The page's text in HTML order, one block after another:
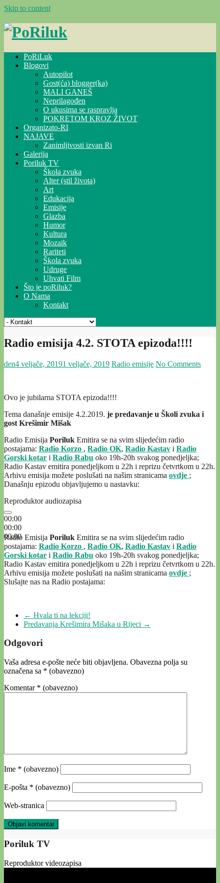
Skip to content
PoRiLuk
Blogovi
Autopilot
Gost(ća) blogger(ka)
MALI GANEŠ
Neprilagođen
O ukusima se raspravlja
POKRETOM KROZ ŽIVOT
Organizato-RI
NAJAVE
Zanimljivosti izvan Ri
Galerija
Poriluk TV
Škola zvuka
Alter (stil života)
Art
Edukacija
Emisije
Glazba
Humor
Kultura
Mozaik
Rariteti
Škola zvuka
Udruge
Uhvati Film
Što je poRiluk?
O Nama
Kontakt
Radio emisija 4.2. STOTA epizoda!!!!
den4 veljače, 20191 veljače, 2019 Radio emisije No Comments
Ovo je jubilarna STOTA epizoda!!!!
Tema današnje emisije 4.2.2019. je predavanje u Školi zvuka i
gost Krešimir Mišak
Radio Emisija Poriluk Emitira se na svim slijedećim radio
postajama: Radio Korzo , Radio OK, Radio Kastav i Radio
Gorski kotar i Radio Rabu oko 19h-20h svakog ponedjeljka;
Radio Kastav emitira ponedjeljkom u 22h i reprizu četvrtkom u 22h.
Arhivu emisija možete poslušati na našim stranicama ovdje ;
Današnju epizodu objavljujemo u nastavku:
Reproduktor audiozapisa
00:00
00:00
00:00
Radio Emisija Poriluk Emitira se na svim slijedećim radio
postajama: Radio Korzo , Radio OK, Radio Kastav i Radio
Gorski kotar i Radio Rabu oko 19h-20h svakog ponedjeljka;
Radio Kastav emitira ponedjeljkom u 22h i reprizu četvrtkom u 22h.
Arhivu emisija možete poslušati na našim stranicama ovdje ;
Slušajte nas na Radio postajama:
← Hvala ti na lekciji!
Predavanja Krešimira Mišaka u Rijeci →
Odgovori
Vaša adresa e-pošte neće biti objavljena. Obavezna polja su
označena sa * (obavezno)
Komentar * (obavezno)
Ime * (obavezno)
E-pošta * (obavezno)
Web-stranica
Poriluk TV
Reproduktor videozapisa